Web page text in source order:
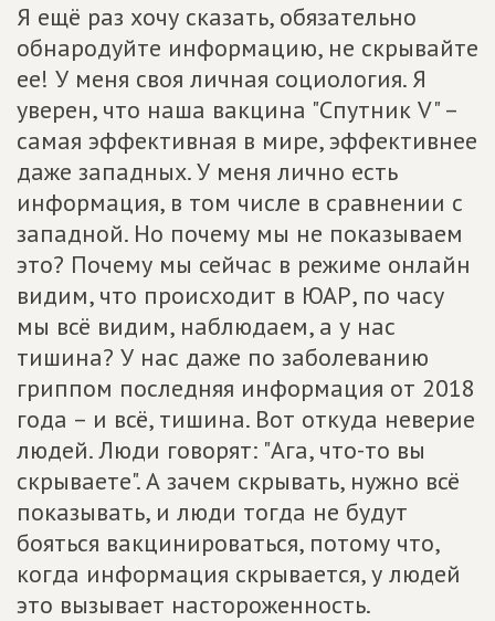
Я ещё раз хочу сказать, обязательно
обнародуйте информацию, не скрывайте
ее! У меня своя личная социология. Я
уверен, что наша вакцина "Спутник V" –
самая эффективная в мире, эффективнее
даже западных. У меня лично есть
информация, в том числе в сравнении с
западной. Но почему мы не показываем
это? Почему мы сейчас в режиме онлайн
видим, что происходит в ЮАР, по часу
мы всё видим, наблюдаем, а у нас
тишина? У нас даже по заболеванию
гриппом последняя информация от 2018
года – и всё, тишина. Вот откуда неверие
людей. Люди говорят: "Ага, что-то вы
скрываете". А зачем скрывать, нужно всё
показывать, и люди тогда не будут
бояться вакцинироваться, потому что,
когда информация скрывается, у людей
это вызывает настороженность.